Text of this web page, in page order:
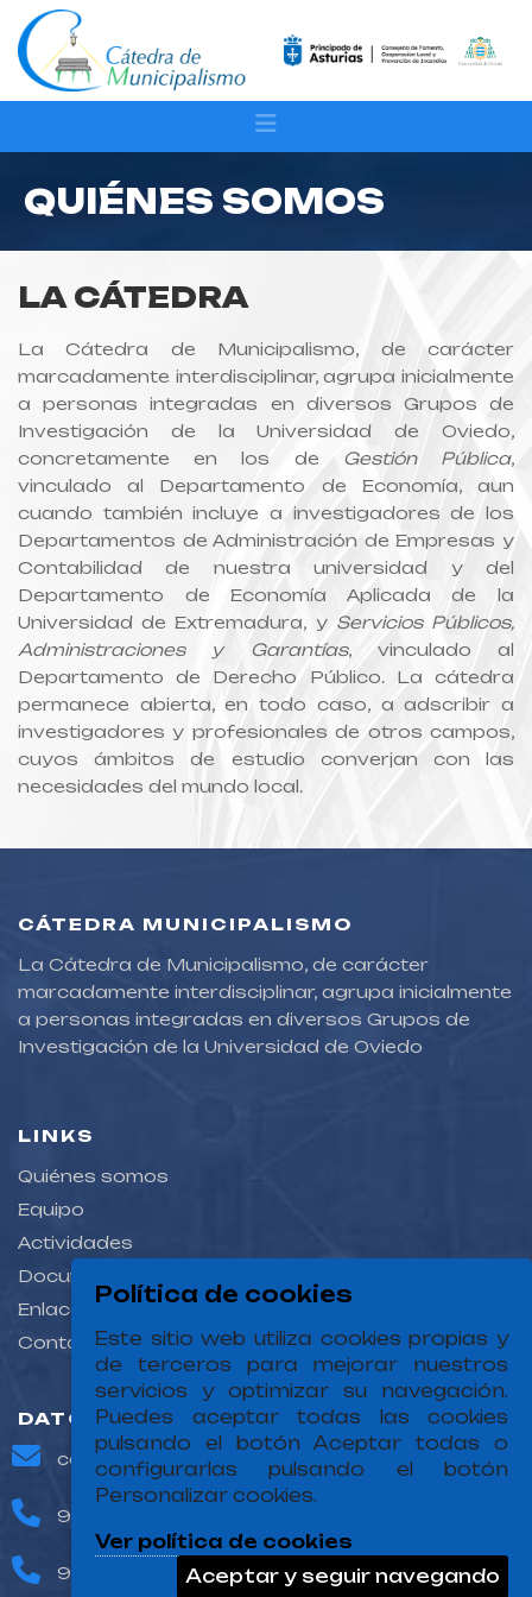
QUIÉNES SOMOS
LA CÁTEDRA
La Cátedra de Municipalismo, de carácter
marcadamente interdisciplinar, agrupa inicialmente
a personas integradas en diversos Grupos de
Investigación de la Universidad de Oviedo,
concretamente en los de Gestión Pública,
vinculado al Departamento de Economía, aun
cuando también incluye a investigadores de los
Departamentos de Administración de Empresas y
Contabilidad de nuestra universidad y del
Departamento de Economía Aplicada de la
Universidad de Extremadura, y Servicios Públicos,
Administraciones y Garantías, vinculado al
Departamento de Derecho Público. La cátedra
permanece abierta, en todo caso, a adscribir a
investigadores y profesionales de otros campos,
cuyos ámbitos de estudio converjan con las
necesidades del mundo local.
CÁTEDRA MUNICIPALISMO
La Cátedra de Municipalismo, de carácter
marcadamente interdisciplinar, agrupa inicialmente
a personas integradas en diversos Grupos de
Investigación de la Universidad de Oviedo
LINKS
Quiénes somos
Equipo
Actividades
Documentación
Enlaces
Contacto
DATOS DE CONTACTO
catedramunicipalismo@uniovi.es
985 103 725
985 103 856
Política de cookies
Este sitio web utiliza cookies propias y
de terceros para mejorar nuestros
servicios y optimizar su navegación.
Puedes aceptar todas las cookies
pulsando el botón Aceptar todas o
configurarlas pulsando el botón
Personalizar cookies.
Ver política de cookies
Aceptar y seguir navegando